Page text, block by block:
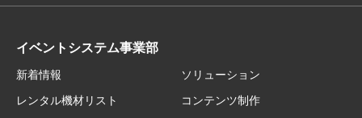
イベントシステム事業部
新着情報
ソリューション
レンタル機材リスト
コンテンツ制作